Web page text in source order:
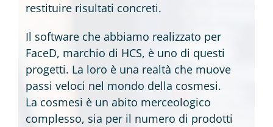
restituire risultati concreti.
Il software che abbiamo realizzato per
FaceD, marchio di HCS, è uno di questi
progetti. La loro è una realtà che muove
passi veloci nel mondo della cosmesi.
La cosmesi è un abito merceologico
complesso, sia per il numero di prodotti